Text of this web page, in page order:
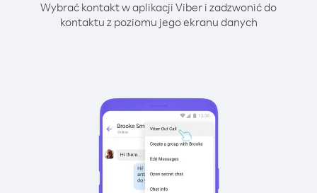
Wybrać kontakt w aplikacji Viber i zadzwonić do
kontaktu z poziomu jego ekranu danych